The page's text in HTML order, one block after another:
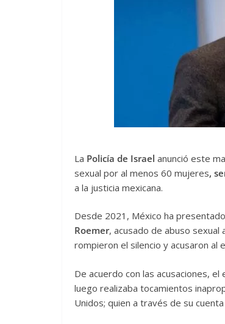
La Policía de Israel anunció este
sexual por al menos 60 mujeres,
a la justicia mexicana.
Desde 2021, México ha
Roemer, acusado de abuso
rompieron el silencio y acusaron al
De acuerdo con las acusaciones,
luego realizaba tocamientos
Unidos; quien a través de su